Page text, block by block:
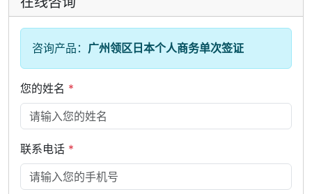
咨询产品： 广州领区日本个人商务单次签证
您的姓名 *
联系电话 *